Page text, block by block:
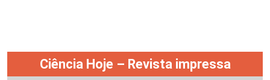
Ciência Hoje – Revista impressa